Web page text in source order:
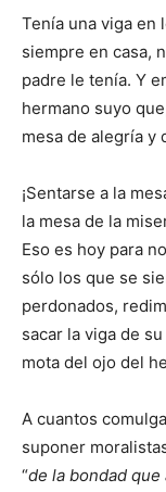
Tenía una viga en
siempre en casa,
padre le tenía. Y
hermano suyo
mesa de alegría y
¡Sentarse a la
la mesa de la
Eso es hoy para
sólo los que se
perdonados,
sacar la viga de
mota del ojo del
A cuantos
suponer
“de la bondad